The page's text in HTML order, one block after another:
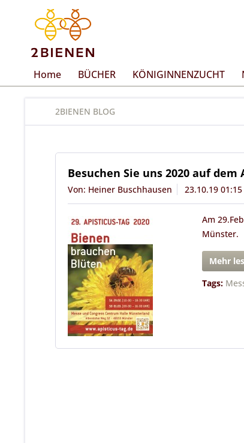
Home BÜCHER KÖNIGINNENZUCHT
2BIENEN BLOG
Besuchen Sie uns 2020 auf
Von: Heiner Buschhausen 23.10.19 01:15
Am
Münster.
Mehr
Tags: